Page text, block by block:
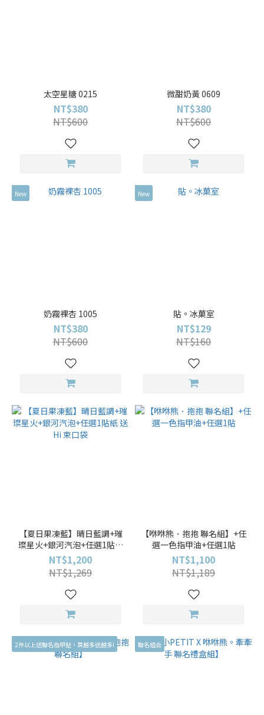
太空星糖 0215
NT$380
NT$600
微甜奶黃 0609
NT$380
NT$600
New
奶霧裸杏 1005
NT$380
NT$600
New
貼。冰菓室
NT$129
NT$160
【夏日果凍藍】晴日藍調+璀
璨星火+銀河汽泡+任選1貼紙
送 Hi 束口袋
NT$1,200
NT$1,269
【咻咻熊．抱抱 聯名組】+任
選一色指甲油+任選1貼
NT$1,100
NT$1,189
2件以上送聯名指甲貼，買越多送越多! 聯名組合